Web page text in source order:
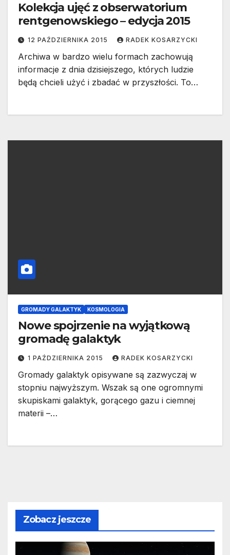
Kolekcja ujęć z obserwatorium
rentgenowskiego – edycja 2015
12 PAŹDZIERNIKA 2015 RADEK KOSARZYCKI
Archiwa w bardzo wielu formach zachowują
informacje z dnia dzisiejszego, których ludzie
będą chcieli użyć i zbadać w przyszłości. To…
GROMADY GALAKTYK KOSMOLOGIA
Nowe spojrzenie na wyjątkową
gromadę galaktyk
1 PAŹDZIERNIKA 2015 RADEK KOSARZYCKI
Gromady galaktyk opisywane są zazwyczaj w
stopniu najwyższym. Wszak są one ogromnymi
skupiskami galaktyk, gorącego gazu i ciemnej
materii –…
Zobacz jeszcze